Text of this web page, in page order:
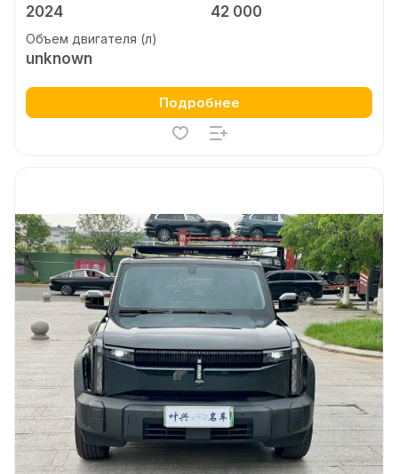
2024 42 000
Объем двигателя (л)
unknown
Подробнее